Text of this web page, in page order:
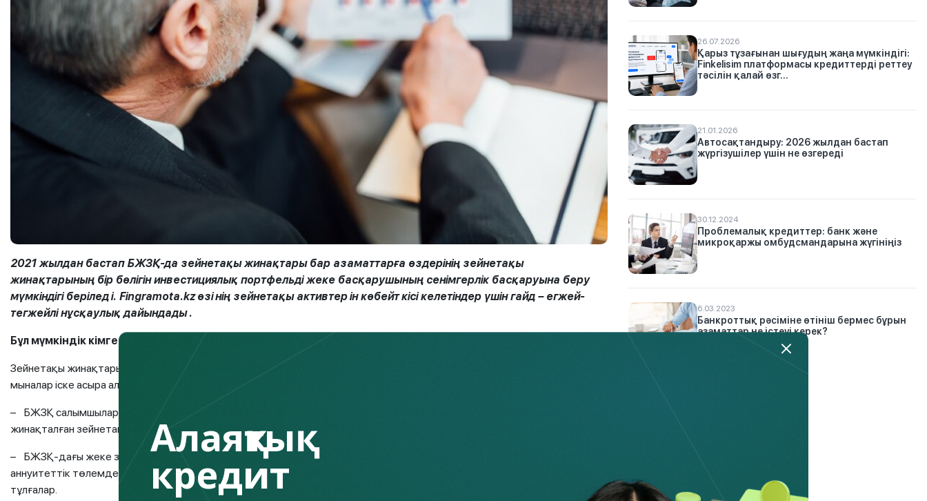
2021 жылдан бастап БЖЗҚ-да зейнетақы жинақтары бар азаматтарға өздерінің зейнетақы
жинақтарының бір бөлігін инвестициялық портфельді жеке басқарушының сенімгерлік басқаруына беру
мүмкіндігі беріледі. Fingramota.kz өзінің зейнетақы активтерінкөбейткісі келетіндер үшін гайд – егжей-
тегжейлі нұсқаулық дайындады .
Бұл мүмкіндік кімге қол жетімді?
Зейнетақы жинақтарын инвестициялық портфельді жеке басқарушының сенімгерлік басқаруына беруге өз құқығын
мыналар іске асыра алады:
– БЖЗҚ салымшылары Қазақстан Республикасының Үкіметі белгілеген «ең төменгі жеткіліктілік шегінен» асатын
жинақталған зейнетақы қаражатының қолда бар сомасы шегінде;
– БЖЗҚ-дағы жеке зейнетақы шоттарындағы зейнетақы жинақтарының қалдығы шегінде оларға өмір бойы
аннуитеттік төлемдерді қамтамасыз ететін ақтандыру компанияларымен зейнетақы аннуитеті шарттарын с жасасқан
тұлғалар.
26.07.2026
Қарыз тұзағынан шығудың жаңа мүмкіндігі:
Finkelisim платформасы кредиттерді реттеу
тәсілін қалай өзг...
21.01.2026
Автосақтандыру: 2026 жылдан бастап
жүргізушілер үшін не өзгереді
30.12.2024
Проблемалық кредиттер: банк және
микроқаржы омбудсмандарына жүгініңіз
6.03.2023
Банкроттық рәсіміне өтініш бермес бұрын
азаматтар не істеуі керек?
Алаяқтық
кредит